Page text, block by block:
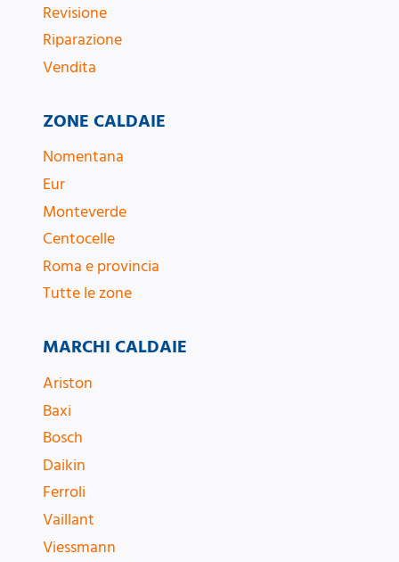
Revisione
Riparazione
Vendita
ZONE CALDAIE
Nomentana
Eur
Monteverde
Centocelle
Roma e provincia
Tutte le zone
MARCHI CALDAIE
Ariston
Baxi
Bosch
Daikin
Ferroli
Vaillant
Viessmann